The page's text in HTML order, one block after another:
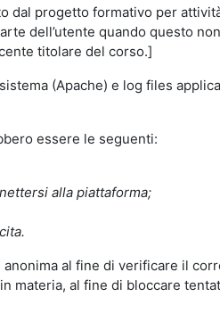
dal progetto formativo per
dell’utente quando questo
titolare del corso.]
(Apache) e log files
essere le seguenti:
alla piattaforma;
al fine di verificare il
al fine di bloccare